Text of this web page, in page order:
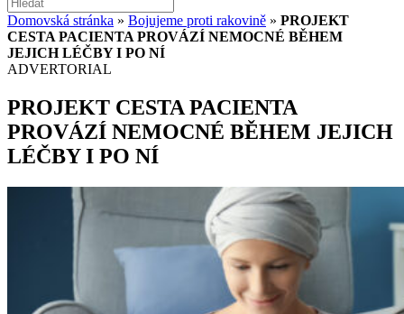
Domovská stránka » Bojujeme proti rakovině » PROJEKT
CESTA PACIENTA PROVÁZÍ NEMOCNÉ BĚHEM
JEJICH LÉČBY I PO NÍ
ADVERTORIAL
PROJEKT CESTA PACIENTA
PROVÁZÍ NEMOCNÉ BĚHEM JEJICH
LÉČBY I PO NÍ